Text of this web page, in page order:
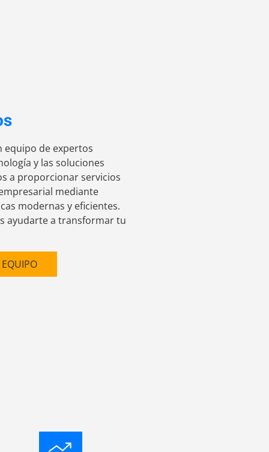
equipo de expertos
y las soluciones
a proporcionar servicios
mediante
modernas y eficientes.
ayudarte a transformar tu